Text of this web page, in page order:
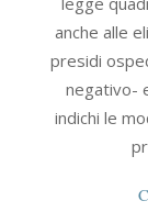
18
anche alle
presidi
negativo-
indichi le